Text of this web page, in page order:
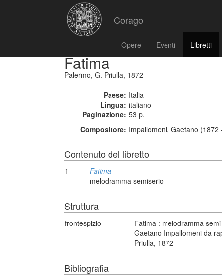
Corago
Opere Eventi Libretti
Fatima
Palermo, G. Priulla, 1872
Paese: Italia
Lingua: italiano
Paginazione: 53 p.
Compositore: Impallomeni, Gaetano (1872
Contenuto del libretto
1
Fatima
melodramma semiserio
Struttura
frontespizio
Fatima : melodramma
Gaetano Impallomeni da
Priulla, 1872
Bibliografia